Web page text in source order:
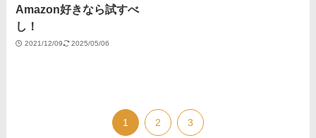
Amazon好きなら試すべ
し！
2021/12/09 2025/05/06
1 2 3